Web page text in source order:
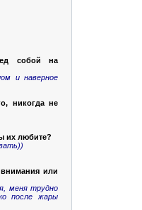
собой на
и наверное
никогда не
их любите?
или
меня трудно
после жары